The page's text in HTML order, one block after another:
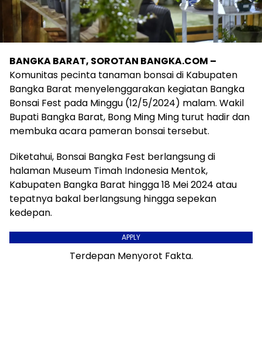
BANGKA BARAT, SOROTAN BANGKA.COM –
Komunitas pecinta tanaman bonsai di Kabupaten
Bangka Barat menyelenggarakan kegiatan Bangka
Bonsai Fest pada Minggu (12/5/2024) malam. Wakil
Bupati Bangka Barat, Bong Ming Ming turut hadir dan
membuka acara pameran bonsai tersebut.
Diketahui, Bonsai Bangka Fest berlangsung di
halaman Museum Timah Indonesia Mentok,
Kabupaten Bangka Barat hingga 18 Mei 2024 atau
tepatnya bakal berlangsung hingga sepekan
kedepan.
APPLY
Terdepan Menyorot Fakta.